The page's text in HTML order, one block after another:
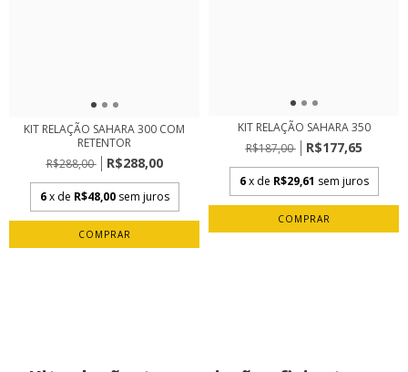
KIT RELAÇÃO SAHARA 300 COM
RETENTOR
R$288,00
R$288,00
6 x de R$48,00 sem juros
KIT RELAÇÃO SAHARA 350
R$187,00
R$177,65
6 x de R$29,61 sem juros